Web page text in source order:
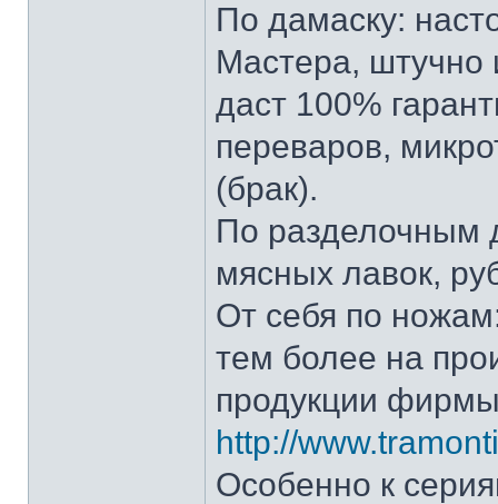
По дамаску:
Мастера, штучно
даст 100%
переваров,
(брак).
По разделочным
мясных лавок,
От себя по
тем более на
продукции
http://
Особенно к